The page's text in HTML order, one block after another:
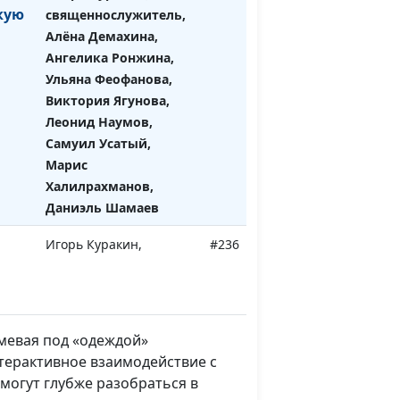
священнослужитель,
Алёна Демахина,
Ангелика Ронжина,
Ульяна Феофанова,
Виктория Ягунова,
Леонид Наумов,
Самуил Усатый,
Марис
Халилрахманов,
Даниэль Шамаев
Игорь Куракин,
Лилия Морозова, Алена
Ронжина, Ангелика
Ронжина, Станислав
Валов, Владислав
#236
под «одеждой»
взаимодействие с
глубже разобраться в